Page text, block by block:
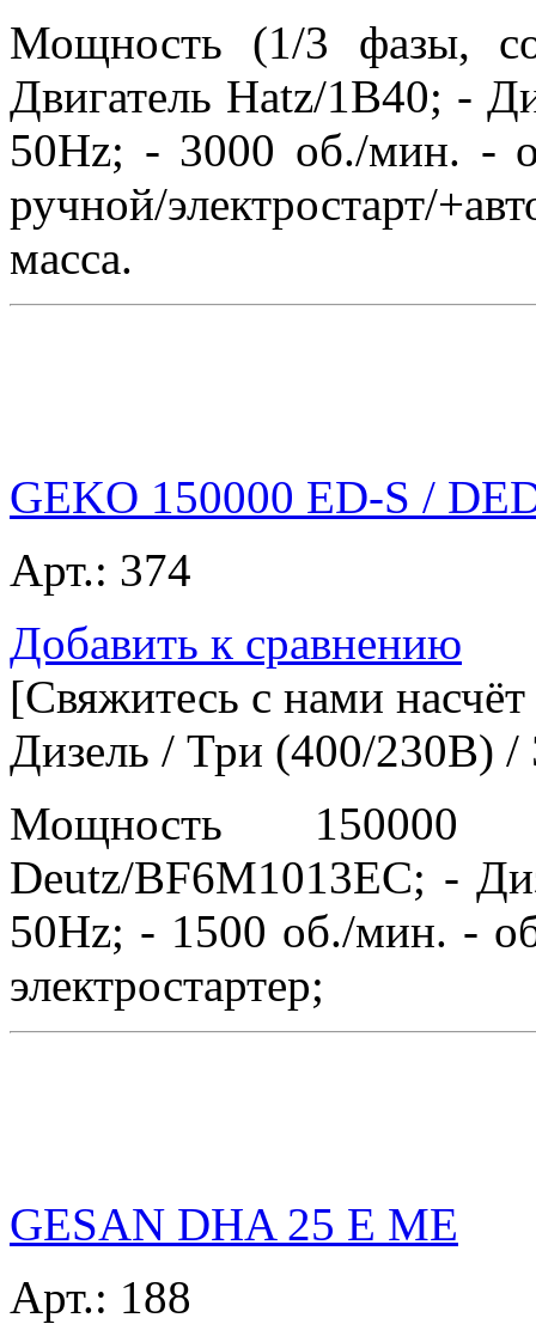
Мощность (1/3 фазы,
Двигатель Hatz/1B40; -
50Hz; - 3000 об./мин. -
ручной/электростарт/
масса.
GEKO 150000 ED-S /
Арт.: 374
Добавить к сравнению
[Свяжитесь с нами
Дизель / Три (400/230В) /
Мощность
Deutz/BF6M1013EC; -
50Hz; - 1500 об./мин. -
электростартер;
GESAN DHA 25 E ME
Арт.: 188